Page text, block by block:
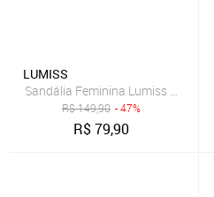
LUMISS
Sandália Feminina Lumiss
R$149,90 - 47%
R$79,90